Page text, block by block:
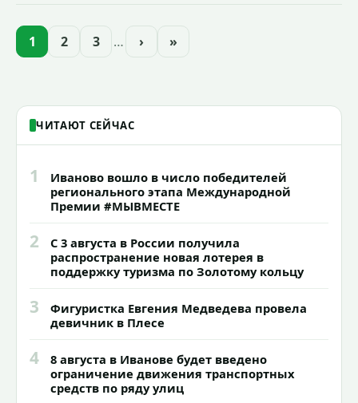
областей (самцу - 6 месяцев, самочке —
1 2 3 … › »
ЧИТАЮТ СЕЙЧАС
1
Иваново вошло в число победителей
регионального этапа Международной
Премии #МЫВМЕСТЕ
2
С 3 августа в России получила
распространение новая лотерея в
поддержку туризма по Золотому кольцу
3
Фигуристка Евгения Медведева провела
девичник в Плесе
4
8 августа в Иванове будет введено
ограничение движения транспортных
средств по ряду улиц